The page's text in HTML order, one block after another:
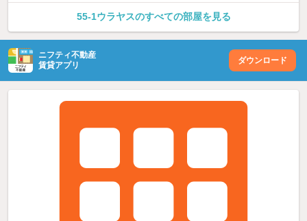
55-1ウラヤスのすべての部屋を見る
ニフティ不動産
賃貸アプリ
ダウンロード